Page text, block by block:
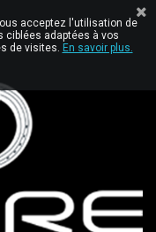
acceptez l'utilisation de
ciblées adaptées à vos
de visites. En savoir plus.